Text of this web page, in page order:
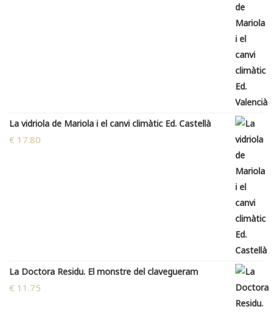
La vidriola de Mariola i el canvi climàtic Ed. Castellà
€ 17.80
La Doctora Residu. El monstre del clavegueram
€ 11.75